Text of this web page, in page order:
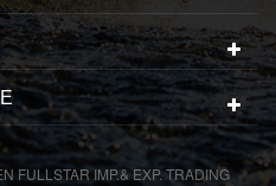
FULLSTAR IMP.& EXP. TRADING